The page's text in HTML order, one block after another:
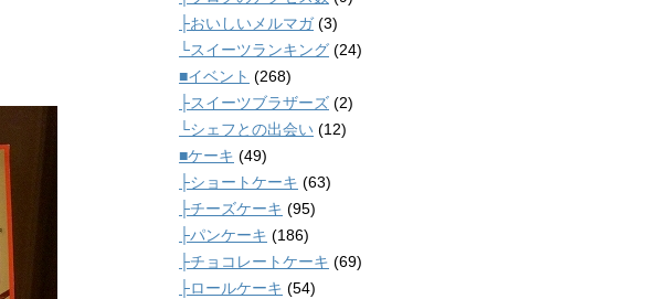
├おいしいメルマガ(3)
└スイーツランキング (24)
■イベント (268)
├スイーツブラザーズ (2)
└シェフとの出会い (12)
■ケーキ (49)
├ショートケーキ (63)
├チーズケーキ (95)
├パンケーキ (186)
├チョコレートケーキ (69)
├ロールケーキ (54)